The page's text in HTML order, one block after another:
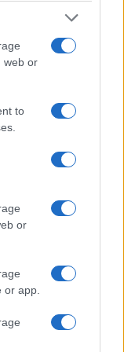
web or
to
or
app.
από
του Κύρου
του
του
του
από
Απόστολου